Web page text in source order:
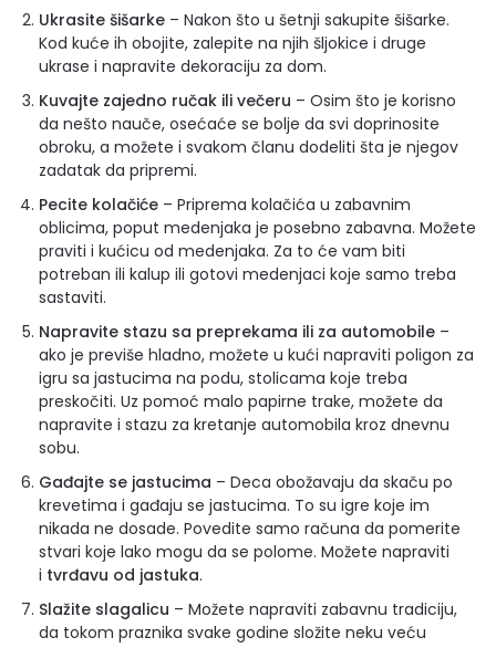
Ukrasite šišarke – Nakon što u šetnji sakupite šišarke.
Kod kuće ih obojite, zalepite na njih šljokice i druge
ukrase i napravite dekoraciju za dom.
Kuvajte zajedno ručak ili večeru – Osim što je korisno
da nešto nauče, osećaće se bolje da svi doprinosite
obroku, a možete i svakom članu dodeliti šta je njegov
zadatak da pripremi.
Pecite kolačiće – Priprema kolačića u zabavnim
oblicima, poput medenjaka je posebno zabavna. Možete
praviti i kućicu od medenjaka. Za to će vam biti
potreban ili kalup ili gotovi medenjaci koje samo treba
sastaviti.
Napravite stazu sa preprekama ili za automobile –
ako je previše hladno, možete u kući napraviti poligon za
igru sa jastucima na podu, stolicama koje treba
preskočiti. Uz pomoć malo papirne trake, možete da
napravite i stazu za kretanje automobila kroz dnevnu
sobu.
Gađajte se jastucima – Deca obožavaju da skaču po
krevetima i gađaju se jastucima. To su igre koje im
nikada ne dosade. Povedite samo računa da pomerite
stvari koje lako mogu da se polome. Možete napraviti
i tvrđavu od jastuka.
Slažite slagalicu – Možete napraviti zabavnu tradiciju,
da tokom praznika svake godine složite neku veću